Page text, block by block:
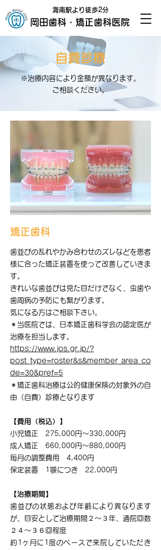
海南駅より徒歩2分
岡田歯科・矯正歯科医院
自費診療
※治療内容により金額が異なります。
ご相談ください。
矯正歯科
歯並びの乱れやかみ合わせのズレなどを患者
様に合った矯正装置を使って改善していきま
す。
きれいな歯並びは見た目だけでなく、虫歯や
歯周病の予防にも繋がります。
気になる方はご相談下さい。
＊当医院では、日本矯正歯科学会の認定医が
治療を担当します。
https://www.jos.gr.jp/?
post_type=roster&s&member_area_co
de=30&pref=5
＊矯正歯科治療は公的健康保険の対象外の自
由（自費）診療となります
【費用（税込）】
小児矯正 275,000円〜330,000円
成人矯正 660,000円〜880,000円
毎月の調整費用 4,400円
保定装置 1顎につき 22,000円
【治療期間】
歯並びの状態および年齢により異なります
が、目安として治療期間２〜３年、通院回数
２４〜３６回程度
約1ヶ月に1度のペースで来院していただき